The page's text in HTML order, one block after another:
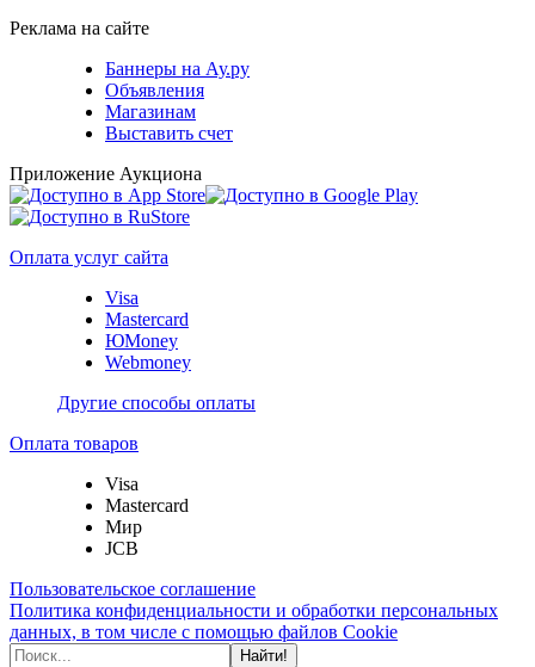
Реклама на сайте
Баннеры на Ау.ру
Объявления
Магазинам
Выставить счет
Приложение Аукциона
Оплата услуг сайта
Visa
Mastercard
ЮMoney
Webmoney
Другие способы оплаты
Оплата товаров
Visa
Mastercard
Мир
JCB
Пользовательское соглашение
Политика конфиденциальности и обработки персональных
данных, в том числе с помощью файлов Cookie
Найти!